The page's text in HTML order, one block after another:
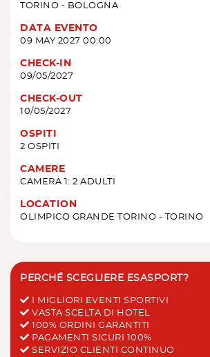
TORINO - BOLOGNA
DATA EVENTO
09 MAY 2027 00:00
CHECK-IN
09/05/2027
CHECK-OUT
10/05/2027
OSPITI
2 OSPITI
CAMERE
CAMERA 1: 2 ADULTI
LOCATION
OLIMPICO GRANDE TORINO - TORINO
PERCHÉ SCEGLIERE ESASPORT?
I MIGLIORI EVENTI SPORTIVI
VASTA SCELTA DI HOTEL
100% ORDINI GARANTITI
PAGAMENTI SICURI 100%
SERVIZIO CLIENTI CONTINUO